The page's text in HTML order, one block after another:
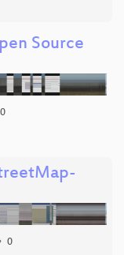
Source
0
0